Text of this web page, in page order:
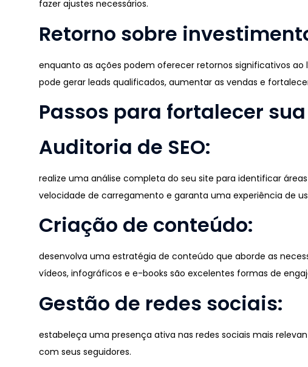
fazer ajustes necessários.
Retorno sobre
enquanto as ações podem oferecer retornos significativos
pode gerar leads qualificados, aumentar as vendas e
Passos para fortalecer
Auditoria de SEO:
realize uma análise completa do seu site para identificar
velocidade de carregamento e garanta uma experiência de
Criação de conteúdo:
desenvolva uma estratégia de conteúdo que aborde as
vídeos, infográficos e e-books são excelentes formas de
Gestão de redes sociais:
estabeleça uma presença ativa nas redes sociais mais
com seus seguidores.